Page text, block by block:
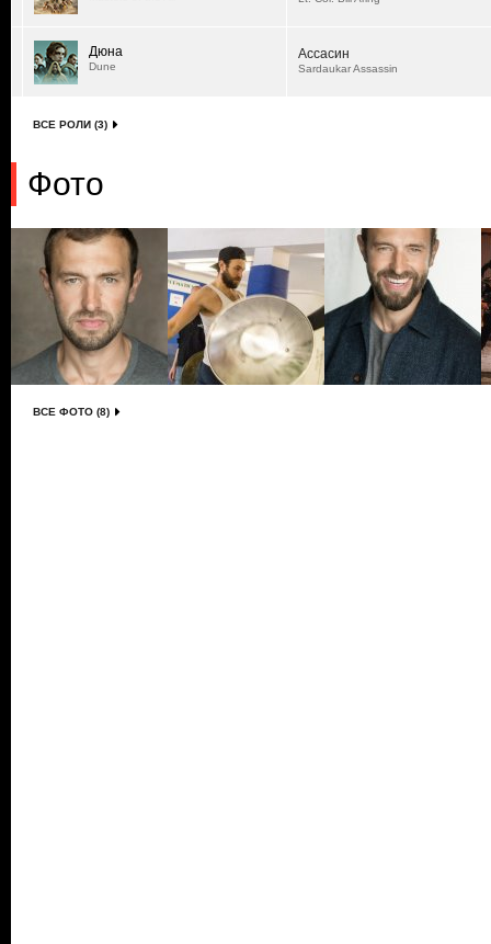
Дюна
Dune
Ассасин
Sardaukar Assassin
ВСЕ РОЛИ (3)
Фото
ВСЕ ФОТО (8)